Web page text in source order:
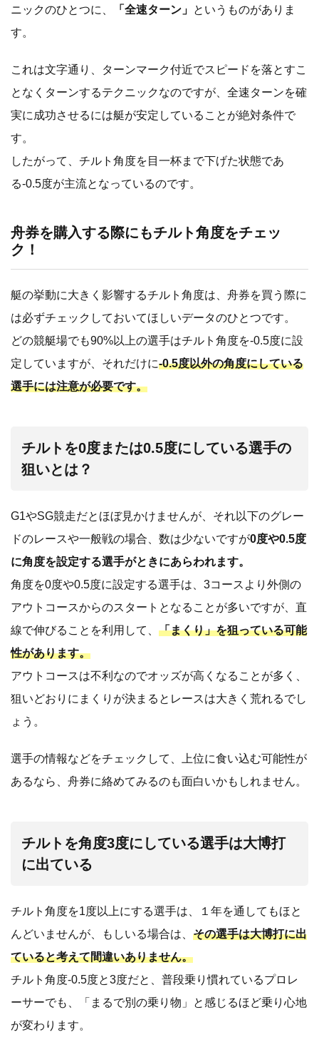
ニックのひとつに、 「全速ターン」 というものがありま
す。
これは文字通り、ターンマーク付近でスピードを落とすこ
となくターンするテクニックなのですが、全速ターンを確
実に成功させるには艇が安定していることが絶対条件で
す。
したがって、チルト角度を目一杯まで下げた状態であ
る-0.5度が主流となっているのです。
舟券を購入する際にもチルト角度をチェッ
ク！
艇の挙動に大きく影響するチルト角度は、舟券を買う際に
は必ずチェックしておいてほしいデータのひとつです。
どの競艇場でも90%以上の選手はチルト角度を-0.5度に設
定していますが、それだけに-0.5度以外の角度にしている
選手には注意が必要です。
チルトを0度または0.5度にしている選手の
狙いとは？
G1やSG競走だとほぼ見かけませんが、それ以下のグレー
ドのレースや一般戦の場合、数は少ないですが0度や0.5度
に角度を設定する選手がときにあらわれます。
角度を0度や0.5度に設定する選手は、3コースより外側の
アウトコースからのスタートとなることが多いですが、直
線で伸びることを利用して、 「まくり」を狙っている可能
性があります。
アウトコースは不利なのでオッズが高くなることが多く、
狙いどおりにまくりが決まるとレースは大きく荒れるでし
ょう。
選手の情報などをチェックして、上位に食い込む可能性が
あるなら、舟券に絡めてみるのも面白いかもしれません。
チルトを角度3度にしている選手は大博打
に出ている
チルト角度を1度以上にする選手は、１年を通してもほと
んどいませんが、もしいる場合は、 その選手は大博打に出
ていると考えて間違いありません。
チルト角度-0.5度と3度だと、普段乗り慣れているプロレ
ーサーでも、「まるで別の乗り物」と感じるほど乗り心地
が変わります。